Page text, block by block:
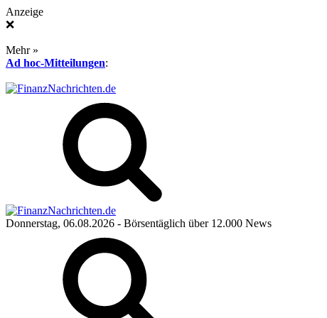
Anzeige
❌
Mehr »
Ad hoc-Mitteilungen:
Donnerstag, 06.08.2026 - Börsentäglich über 12.000 News